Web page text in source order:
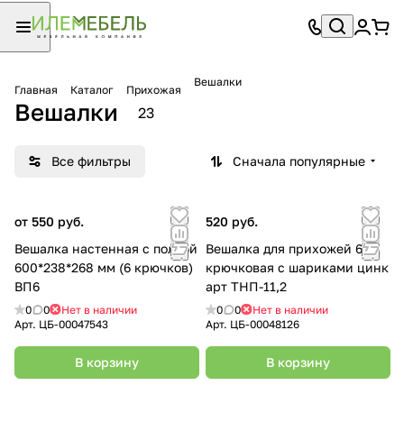
Главная Каталог Прихожая
Вешалки
Вешалки 23
Все фильтры Сначала популярные
от 550 руб.
Вешалка настенная с полкой
600*238*268 мм (6 крючков)
ВП6
0 0
Нет в наличии
Арт. ЦБ-00047543
В корзину
520 руб.
Вешалка для прихожей 6-ти
крючковая с шариками цинк
арт ТНП-11,2
0 0
Нет в наличии
Арт. ЦБ-00048126
В корзину